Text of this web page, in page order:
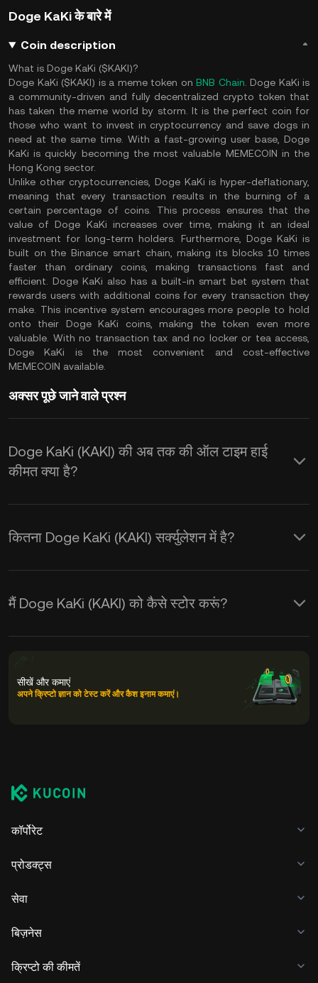
Doge KaKi के बारे में
Coin description
What is Doge KaKi ($KAKI)?
Doge KaKi ($KAKI) is a meme token on BNB Chain . Doge KaKi is
a community-driven and fully decentralized crypto token that
has taken the meme world by storm. It is the perfect coin for
those who want to invest in cryptocurrency and save dogs in
need at the same time. With a fast-growing user base, Doge
KaKi is quickly becoming the most valuable MEMECOIN in the
Hong Kong sector.
Unlike other cryptocurrencies, Doge KaKi is hyper-deflationary,
meaning that every transaction results in the burning of a
certain percentage of coins. This process ensures that the
value of Doge KaKi increases over time, making it an ideal
investment for long-term holders. Furthermore, Doge KaKi is
built on the Binance smart chain, making its blocks 10 times
faster than ordinary coins, making transactions fast and
efficient. Doge KaKi also has a built-in smart bet system that
rewards users with additional coins for every transaction they
make. This incentive system encourages more people to hold
onto their Doge KaKi coins, making the token even more
valuable. With no transaction tax and no locker or tea access,
Doge KaKi is the most convenient and cost-effective
MEMECOIN available.
अक्सर पूछे जाने वाले प्रश्न
Doge KaKi (KAKI) की अब तक की ऑल टाइम हाई
कीमत क्या है?
कितना Doge KaKi (KAKI) सर्क्युलेशन में है?
मैं Doge KaKi (KAKI) को कैसे स्टोर करूं?
सीखें और कमाएं
अपने क्रिप्टो ज्ञान को टेस्ट करें और कैश इनाम कमाएं।
कॉर्पोरेट
प्रोडक्ट्स
सेवा
बिज़नेस
क्रिप्टो की कीमतें